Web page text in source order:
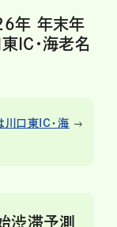
年 年末年
IC・海老名
川口東IC・海
渋滞予測